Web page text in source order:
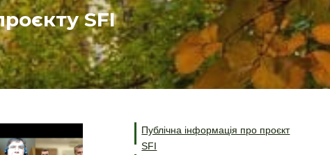
SFI
Публічна інформація про проєкт
SFI